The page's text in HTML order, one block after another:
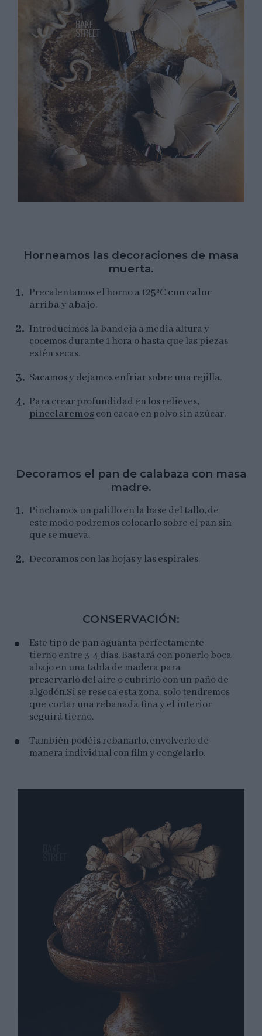
Horneamos las decoraciones de masa
muerta.
Precalentamos el horno a125ºC con calor
arriba y abajo.
Introducimos la bandeja a media altura y
cocemos durante 1 hora o hasta que las piezas
estén secas.
Sacamos y dejamos enfriar sobre una rejilla.
Para crear profundidad en los relieves,
pincelaremos con cacao en polvo sin azúcar.
Decoramos el pan de calabaza con masa
madre.
Pinchamos un palillo en la base del tallo, de
este modo podremos colocarlo sobre el pan sin
que se mueva.
Decoramos con las hojas y las espirales.
CONSERVACIÓN:
Este tipo de pan aguanta perfectamente
tierno entre 3-4 días. Bastará con ponerlo boca
abajo en una tabla de madera para
preservarlo del aire o cubrirlo con un paño de
algodón.Si se reseca esta zona, solo tendremos
que cortar una rebanada fina y el interior
seguirá tierno.
También podéis rebanarlo, envolverlo de
manera individual con film y congelarlo.